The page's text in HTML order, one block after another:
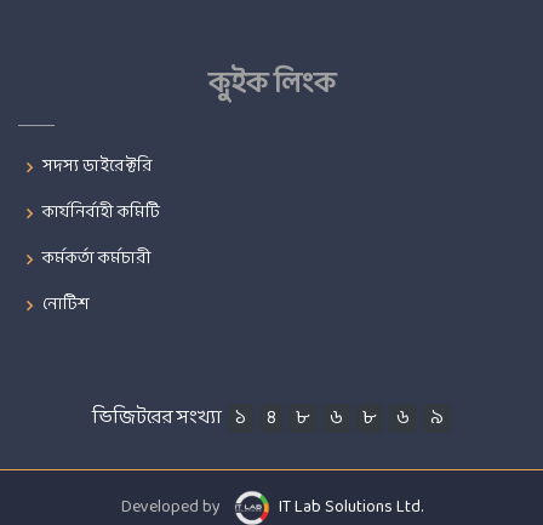
কুইক লিংক
সদস্য ডাইরেক্টরি
কার্যনির্বাহী কমিটি
কর্মকর্তা কর্মচারী
নোটিশ
ভিজিটরের সংখ্যা ১ ৪ ৮ ৬ ৮ ৬ ৯
Developed by IT Lab Solutions Ltd.